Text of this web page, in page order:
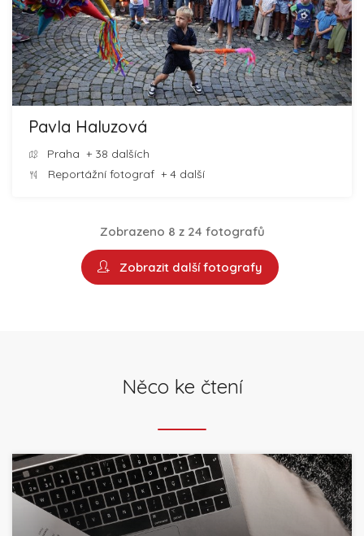
Pavla Haluzová
Praha + 38 dalších
Reportážní fotograf + 4 další
Zobrazeno 8 z 24 fotografů
Zobrazit další fotografy
Něco ke čtení